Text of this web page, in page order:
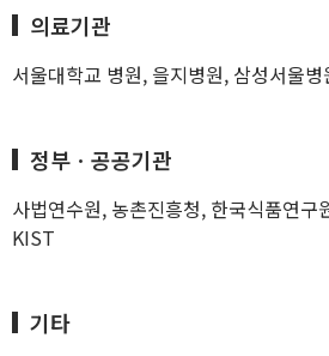
의료기관
서울대학교 병원, 을지병원, 삼성서울
정부ㆍ공공기관
사법연수원, 농촌진흥청, 한국식품연구
KIST
기타